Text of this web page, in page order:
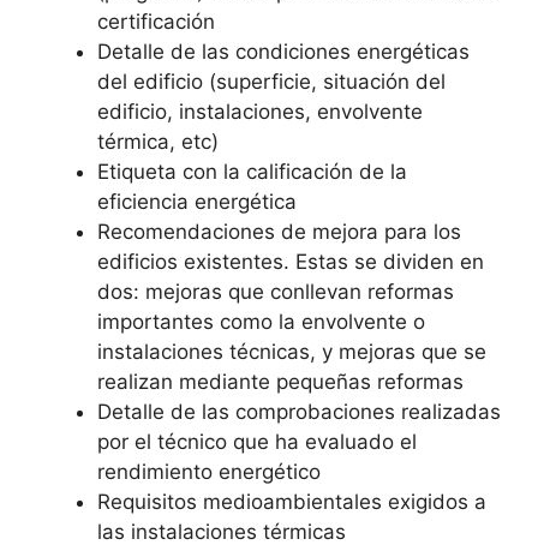
certificación
Detalle de las condiciones energéticas
del edificio (superficie, situación del
edificio, instalaciones, envolvente
térmica, etc)
Etiqueta con la calificación de la
eficiencia energética
Recomendaciones de mejora para los
edificios existentes. Estas se dividen en
dos: mejoras que conllevan reformas
importantes como la envolvente o
instalaciones técnicas, y mejoras que se
realizan mediante pequeñas reformas
Detalle de las comprobaciones realizadas
por el técnico que ha evaluado el
rendimiento energético
Requisitos medioambientales exigidos a
las instalaciones térmicas